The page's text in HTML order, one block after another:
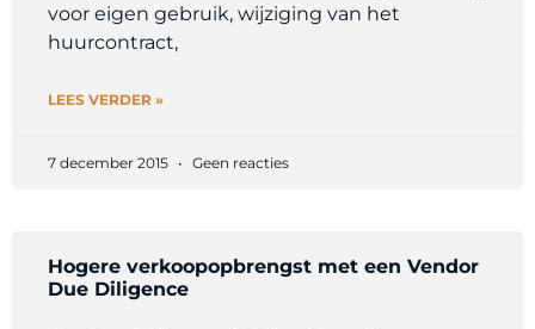
voor eigen gebruik, wijziging van het
huurcontract,
LEES VERDER »
7 december 2015 Geen reacties
Hogere verkoopopbrengst met een Vendor
Due Diligence